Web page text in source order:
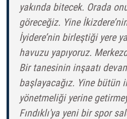
yakında bitecek. Orada
göreceğiz. Yine
İyidere’nin birleştiği yere
havuzu yapıyoruz.
Bir tanesinin inşaatı
başlayacağız. Yine bütün
yönetmeliği yerine
Fındıklı'ya yeni bir spor